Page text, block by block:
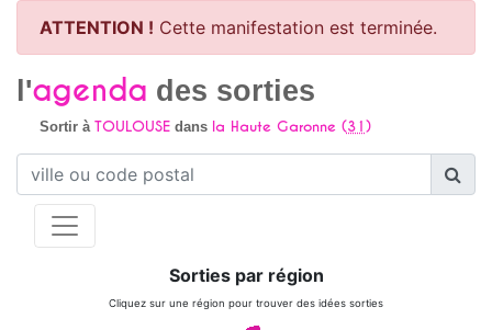
ATTENTION ! Cette manifestation est terminée.
l'agenda des sorties
Sortir à TOULOUSEdans la Haute Garonne (31)
Sorties par région
Cliquez sur une région pour trouver des idées sorties